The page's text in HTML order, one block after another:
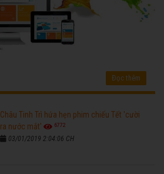
Đọc thêm
Châu Tinh Trì hứa hẹn phim chiếu Tết 'cười
ra nước mắt'
6772
03/01/2019 2:04:06 CH